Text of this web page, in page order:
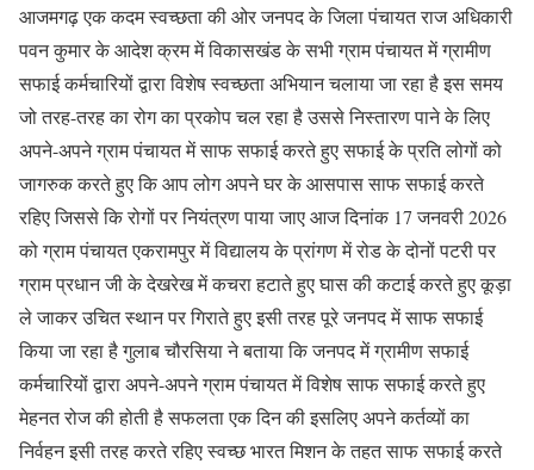
आजमगढ़ एक कदम स्वच्छता की ओर जनपद के जिला पंचायत राज अधिकारी
पवन कुमार के आदेश क्रम में विकासखंड के सभी ग्राम पंचायत में ग्रामीण
सफाई कर्मचारियों द्वारा विशेष स्वच्छता अभियान चलाया जा रहा है इस समय
जो तरह-तरह का रोग का प्रकोप चल रहा है उससे निस्तारण पाने के लिए
अपने-अपने ग्राम पंचायत में साफ सफाई करते हुए सफाई के प्रति लोगों को
जागरुक करते हुए कि आप लोग अपने घर के आसपास साफ सफाई करते
रहिए जिससे कि रोगों पर नियंत्रण पाया जाए आज दिनांक 17 जनवरी 2026
को ग्राम पंचायत एकरामपुर में विद्यालय के प्रांगण में रोड के दोनों पटरी पर
ग्राम प्रधान जी के देखरेख में कचरा हटाते हुए घास की कटाई करते हुए कूड़ा
ले जाकर उचित स्थान पर गिराते हुए इसी तरह पूरे जनपद में साफ सफाई
किया जा रहा है गुलाब चौरसिया ने बताया कि जनपद में ग्रामीण सफाई
कर्मचारियों द्वारा अपने-अपने ग्राम पंचायत में विशेष साफ सफाई करते हुए
मेहनत रोज की होती है सफलता एक दिन की इसलिए अपने कर्तव्यों का
निर्वहन इसी तरह करते रहिए स्वच्छ भारत मिशन के तहत साफ सफाई करते